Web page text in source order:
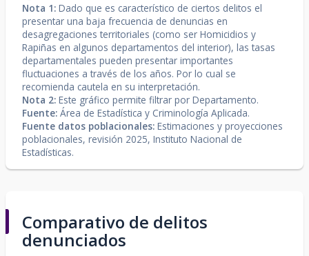
Nota 1: Dado que es característico de ciertos delitos el
presentar una baja frecuencia de denuncias en
desagregaciones territoriales (como ser Homicidios y
Rapiñas en algunos departamentos del interior), las tasas
departamentales pueden presentar importantes
fluctuaciones a través de los años. Por lo cual se
recomienda cautela en su interpretación.
Nota 2: Este gráfico permite filtrar por Departamento.
Fuente: Área de Estadística y Criminología Aplicada.
Fuente datos poblacionales: Estimaciones y proyecciones
poblacionales, revisión 2025, Instituto Nacional de
Estadísticas.
Comparativo de delitos
denunciados